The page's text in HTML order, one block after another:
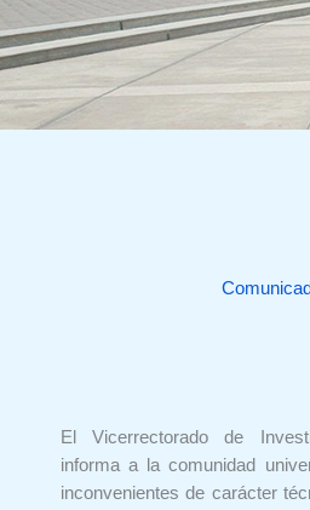
El Vicerrectorado de
informa a la comunidad
inconvenientes de carácter